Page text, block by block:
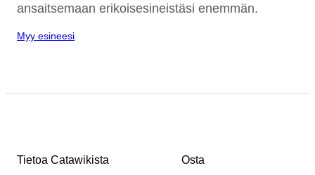
ansaitsemaan erikoisesineistäsi enemmän.
Myy esineesi
Tietoa Catawikista Osta